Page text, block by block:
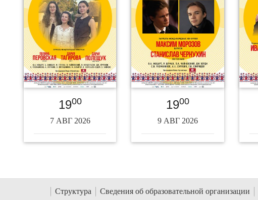
1900
7 АВГ 2026
1900
9 АВГ 2026
Структура Сведения об образовательной организации